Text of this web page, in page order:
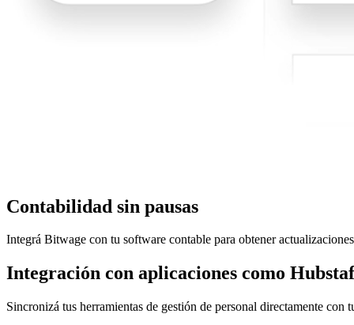
Contabilidad sin pausas
Integrá Bitwage con tu software contable para obtener
Integración con aplicaciones como
Sincronizá tus herramientas de gestión de personal directamente con